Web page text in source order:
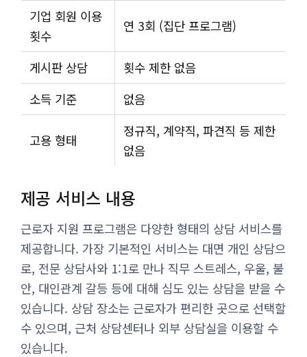
기업 회원 이용
횟수
연 3회 (집단 프로그램)
게시판 상담
횟수 제한 없음
소득 기준
없음
고용 형태
정규직, 계약직, 파견직 등 제한
없음
제공 서비스 내용
근로자 지원 프로그램은 다양한 형태의 상담 서비스를
제공합니다. 가장 기본적인 서비스는 대면 개인 상담으
로, 전문 상담사와 1:1로 만나 직무 스트레스, 우울, 불
안, 대인관계 갈등 등에 대해 심도 있는 상담을 받을 수
있습니다. 상담 장소는 근로자가 편리한 곳으로 선택할
수 있으며, 근처 상담센터나 외부 상담실을 이용할 수
있습니다.